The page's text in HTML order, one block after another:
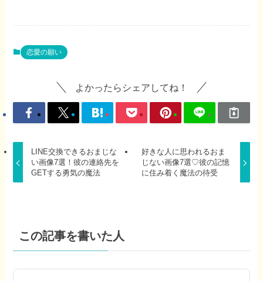
恋愛の願い
よかったらシェアしてね！
LINE交換できるおまじな
い画像7選！彼の連絡先を
GETする勇気の魔法
好きな人に思われるおま
じない画像7選♡彼の記憶
に住み着く魔法の待受
この記事を書いた人